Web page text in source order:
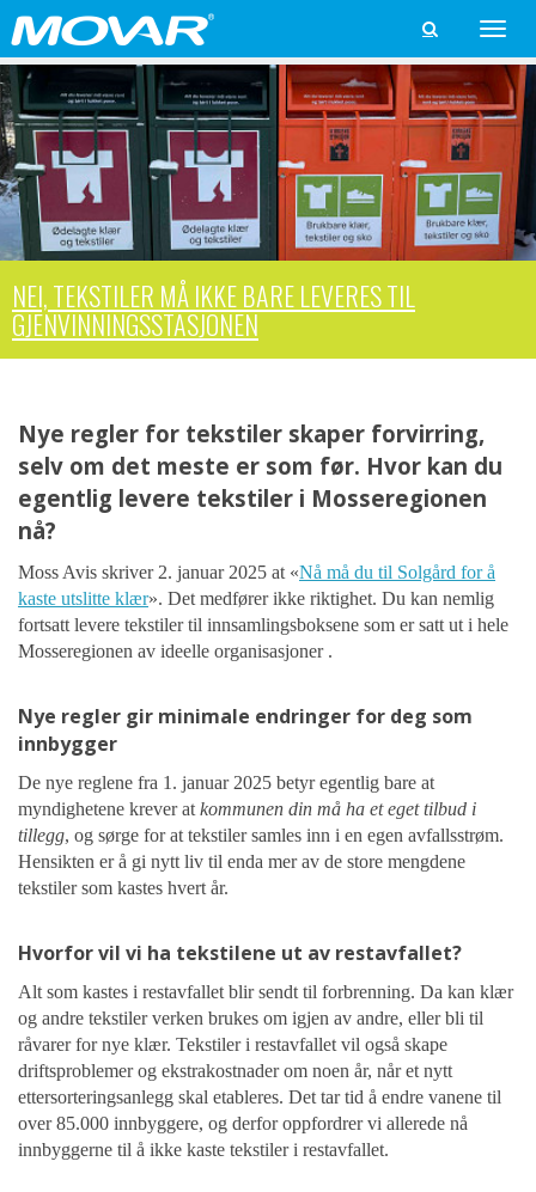
Toggle

NEI, TEKSTILER MÅ IKKE BARE LEVERES TIL
GJENVINNINGSSTASJONEN
Nye regler for tekstiler skaper forvirring,
selv om det meste er som før. Hvor kan du
egentlig levere tekstiler i Mosseregionen
nå?
Moss Avis skriver 2. januar 2025 at «Nå må du til Solgård for å
kaste utslitte klær». Det medfører ikke riktighet. Du kan nemlig
fortsatt levere tekstiler til innsamlingsboksene som er satt ut i hele
Mosseregionen av ideelle organisasjoner .
Nye regler gir minimale endringer for deg som
innbygger
De nye reglene fra 1. januar 2025 betyr egentlig bare at
myndighetene krever at kommunen din må ha et eget tilbud i
tillegg, og sørge for at tekstiler samles inn i en egen avfallsstrøm.
Hensikten er å gi nytt liv til enda mer av de store mengdene
tekstiler som kastes hvert år.
Hvorfor vil vi ha tekstilene ut av restavfallet?
Alt som kastes i restavfallet blir sendt til forbrenning. Da kan klær
og andre tekstiler verken brukes om igjen av andre, eller bli til
råvarer for nye klær. Tekstiler i restavfallet vil også skape
driftsproblemer og ekstrakostnader om noen år, når et nytt
ettersorteringsanlegg skal etableres. Det tar tid å endre vanene til
over 85.000 innbyggere, og derfor oppfordrer vi allerede nå
innbyggerne til å ikke kaste tekstiler i restavfallet.